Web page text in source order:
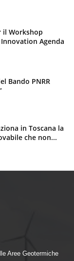
il Workshop
Agenda
Bando PNRR
in Toscana la
che non...
Aree Geotermiche